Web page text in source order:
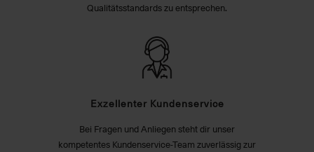
Qualitätsstandards zu entsprechen.
Exzellenter Kundenservice
Bei Fragen und Anliegen steht dir unser
kompetentes Kundenservice-Team zuverlässig zur